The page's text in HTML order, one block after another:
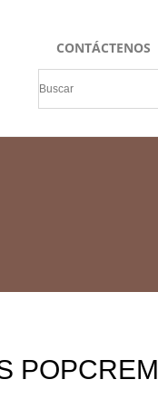
CONTÁCTENOS
POPCREM